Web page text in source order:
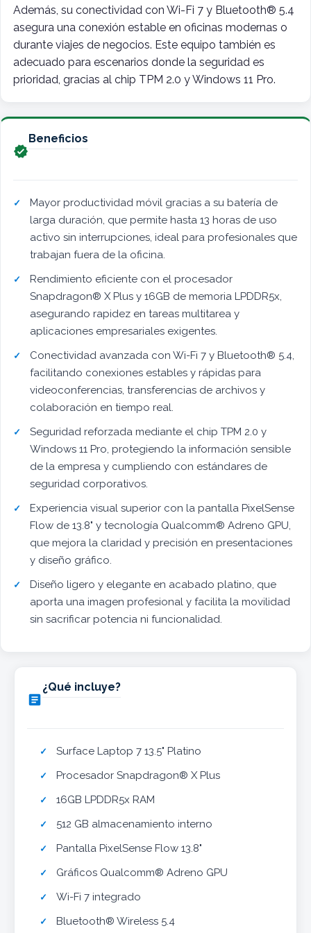
Además, su conectividad con Wi-Fi 7 y Bluetooth® 5.4
asegura una conexión estable en oficinas modernas o
durante viajes de negocios. Este equipo también es
adecuado para escenarios donde la seguridad es
prioridad, gracias al chip TPM 2.0 y Windows 11 Pro.

Beneficios
Mayor productividad móvil gracias a su batería de
larga duración, que permite hasta 13 horas de uso
activo sin interrupciones, ideal para profesionales que
trabajan fuera de la oficina.
Rendimiento eficiente con el procesador
Snapdragon® X Plus y 16GB de memoria LPDDR5x,
asegurando rapidez en tareas multitarea y
aplicaciones empresariales exigentes.
Conectividad avanzada con Wi-Fi 7 y Bluetooth® 5.4,
facilitando conexiones estables y rápidas para
videoconferencias, transferencias de archivos y
colaboración en tiempo real.
Seguridad reforzada mediante el chip TPM 2.0 y
Windows 11 Pro, protegiendo la información sensible
de la empresa y cumpliendo con estándares de
seguridad corporativos.
Experiencia visual superior con la pantalla PixelSense
Flow de 13.8" y tecnología Qualcomm® Adreno GPU,
que mejora la claridad y precisión en presentaciones
y diseño gráfico.
Diseño ligero y elegante en acabado platino, que
aporta una imagen profesional y facilita la movilidad
sin sacrificar potencia ni funcionalidad.

¿Qué incluye?
Surface Laptop 7 13.5" Platino
Procesador Snapdragon® X Plus
16GB LPDDR5x RAM
512 GB almacenamiento interno
Pantalla PixelSense Flow 13.8"
Gráficos Qualcomm® Adreno GPU
Wi-Fi 7 integrado
Bluetooth® Wireless 5.4